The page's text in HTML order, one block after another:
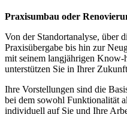
Praxisumbau oder
Von der Standortanalyse, über
Praxisübergabe bis hin zur
mit seinem langjährigen
unterstützen Sie in Ihrer
Ihre Vorstellungen sind die
bei dem sowohl Funktionalität
individuell auf Sie und Ihre